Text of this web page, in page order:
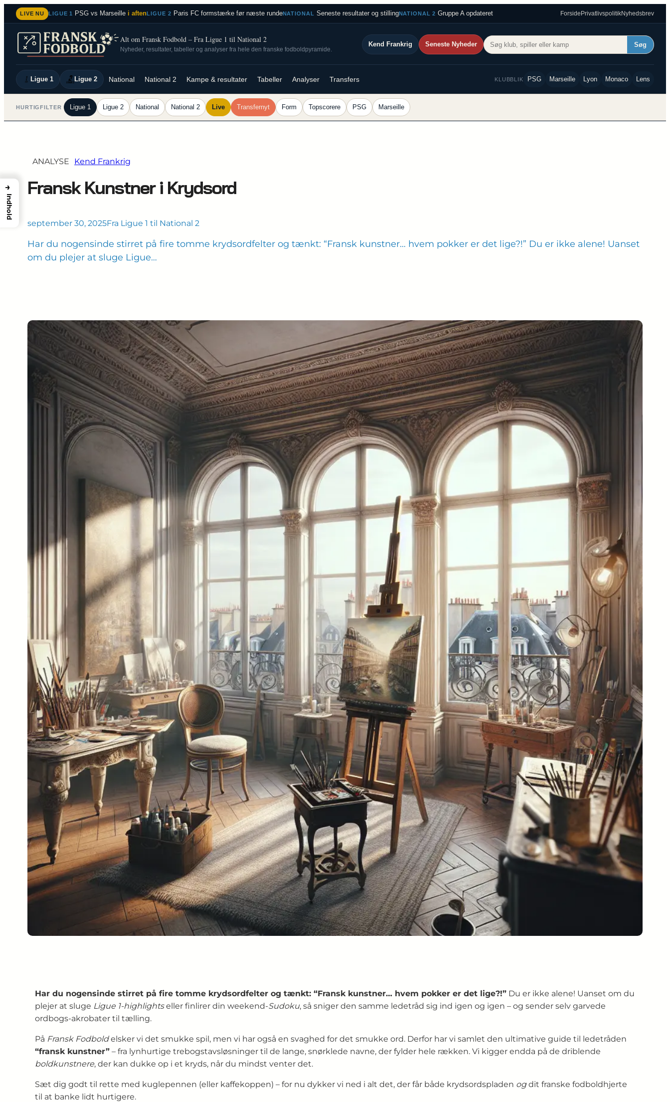
Spring
til
indhold
LIVE NU LIGUE 1 PSG vs Marseille i aftenLIGUE 2 Paris FC formstærke før næste rundeNATIONAL Seneste resultater og stillingNATIONAL 2 Gruppe A opdateret ForsidePrivatlivspolitikNyhedsbrev
Alt om Fransk Fodbold – Fra Ligue 1 til National 2
Nyheder, resultater, tabeller og analyser fra hele den franske fodboldpyramide.
Kend Frankrig Seneste Nyheder Søg
Ligue 1 Ligue 2 National National 2 Kampe & resultater Tabeller Analyser Transfers KLUBBLIK PSG Marseille Lyon Monaco Lens
HURTIGFILTER Ligue 1 Ligue 2 National National 2 Live Transfernyt Form Topscorere PSG Marseille
ANALYSE Kend Frankrig
Fransk Kunstner i Krydsord
september 30, 2025Fra Ligue 1 til National 2
Har du nogensinde stirret på fire tomme krydsordfelter og tænkt: “Fransk kunstner… hvem pokker er det lige?!” Du er ikke alene! Uanset
om du plejer at sluge Ligue…
Har du nogensinde stirret på fire tomme krydsordfelter og tænkt: “Fransk kunstner… hvem pokker er det lige?!” Du er ikke alene! Uanset om du
plejer at sluge Ligue 1-highlightseller finlirer din weekend-Sudoku, så sniger den samme ledetråd sig ind igen og igen – og sender selv garvede
ordbogs-akrobater til tælling.
På Fransk Fodboldelsker vi det smukke spil, men vi har også en svaghed for det smukke ord. Derfor har vi samlet den ultimative guide til ledetråden
“fransk kunstner” – fra lynhurtige trebogstavsløsninger til de lange, snørklede navne, der fylder hele rækken. Vi kigger endda på de driblende
boldkunstnere, der kan dukke op i et kryds, når du mindst venter det.
Sæt dig godt til rette med kuglepennen (eller kaffekoppen) – for nu dykker vi ned i alt det, der får både krydsordspladen ogdit franske fodboldhjerte
til at banke lidt hurtigere.
→
Indhold